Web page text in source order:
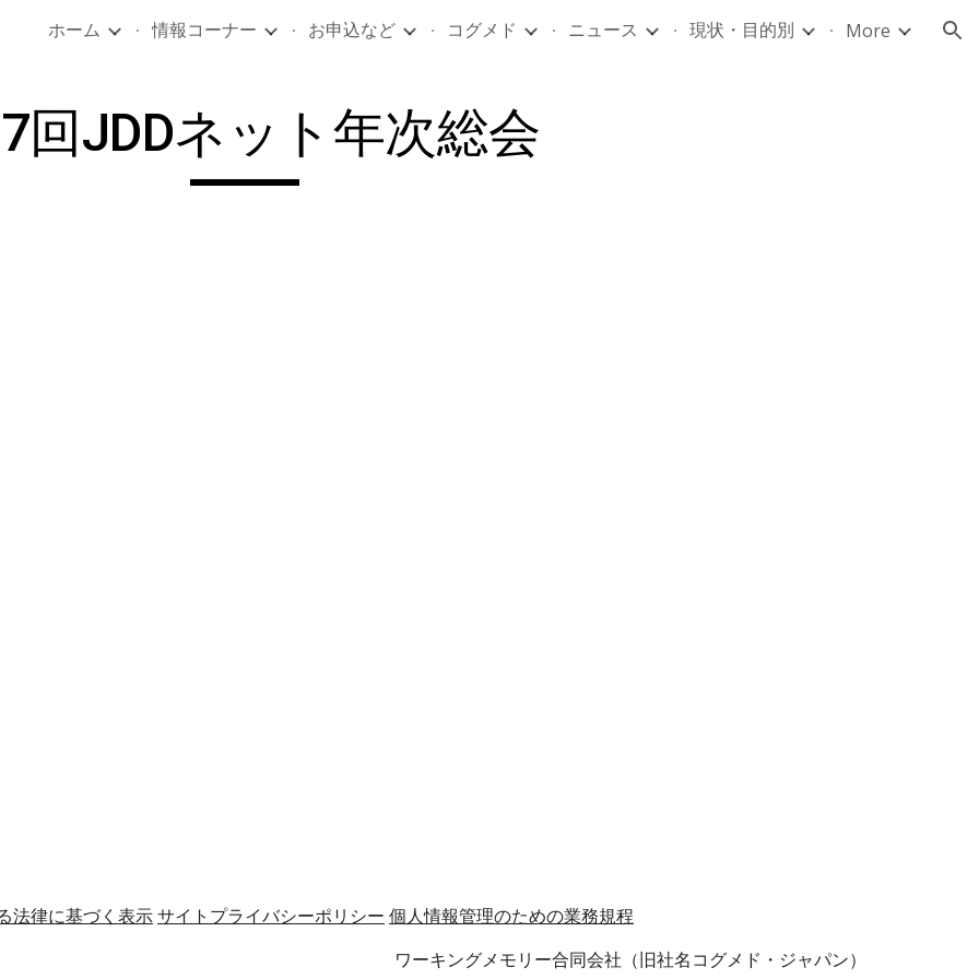
to main content Skip to navigation
ホーム 情報コーナー お申込など コグメド ニュース 現状・目的別 More
回JDDネット年次総会
法律に基づく表示サイトプライバシーポリシー 個人情報管理のための業務規程
ワーキングメモリー合同会社（旧社名コグメド・ジャパン）